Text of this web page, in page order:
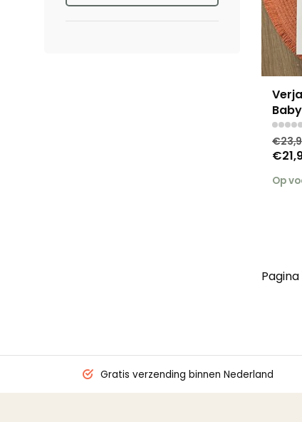
Op
Pagina
Gratis verzending binnen Nederland